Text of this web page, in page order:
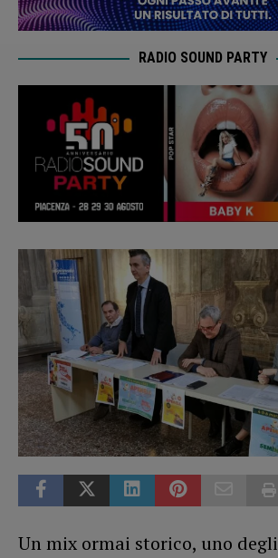
RADIO SOUND PARTY
Un mix ormai storico, uno degli